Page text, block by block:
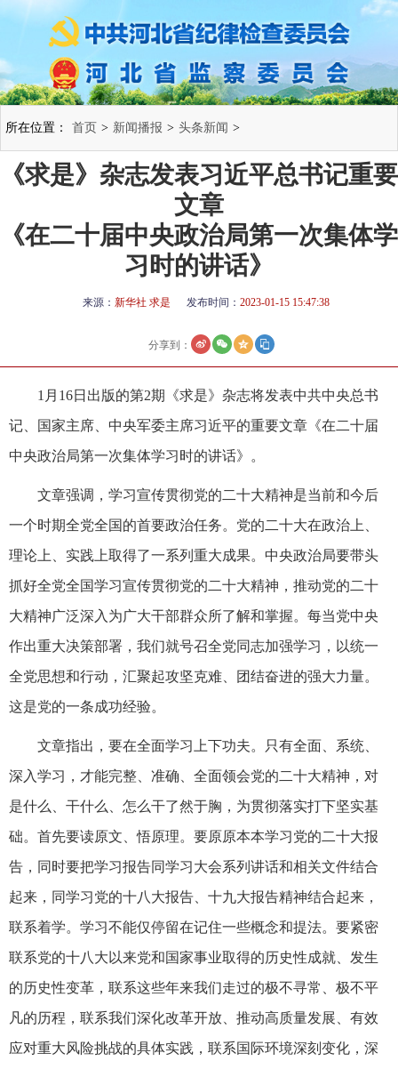
所在位置： 首页 > 新闻播报 > 头条新闻 >
《求是》杂志发表习近平总书记重要
文章
《在二十届中央政治局第一次集体学
习时的讲话》
来源： 新华社 求是 发布时间： 2023-01-15 15:47:38
分享到：
1月16日出版的第2期《求是》杂志将发表中共中央总书
记、国家主席、中央军委主席习近平的重要文章《在二十届
中央政治局第一次集体学习时的讲话》。
文章强调，学习宣传贯彻党的二十大精神是当前和今后
一个时期全党全国的首要政治任务。党的二十大在政治上、
理论上、实践上取得了一系列重大成果。中央政治局要带头
抓好全党全国学习宣传贯彻党的二十大精神，推动党的二十
大精神广泛深入为广大干部群众所了解和掌握。每当党中央
作出重大决策部署，我们就号召全党同志加强学习，以统一
全党思想和行动，汇聚起攻坚克难、团结奋进的强大力量。
这是党的一条成功经验。
文章指出，要在全面学习上下功夫。只有全面、系统、
深入学习，才能完整、准确、全面领会党的二十大精神，对
是什么、干什么、怎么干了然于胸，为贯彻落实打下坚实基
础。首先要读原文、悟原理。要原原本本学习党的二十大报
告，同时要把学习报告同学习大会系列讲话和相关文件结合
起来，同学习党的十八大报告、十九大报告精神结合起来，
联系着学。学习不能仅停留在记住一些概念和提法。要紧密
联系党的十八大以来党和国家事业取得的历史性成就、发生
的历史性变革，联系这些年来我们走过的极不寻常、极不平
凡的历程，联系我们深化改革开放、推动高质量发展、有效
应对重大风险挑战的具体实践，联系国际环境深刻变化，深